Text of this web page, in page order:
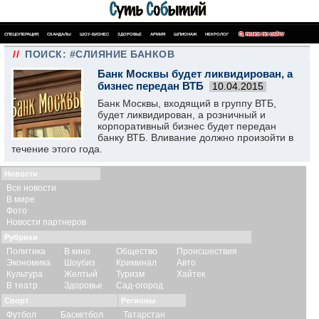
СПЕЦОПЕРАЦИЯ СКАНДАЛЫ ШОУ-БИЗНЕС ЗДОРОВЬЕ АРМИЯ ШПИОНАЖ НЕКРОЛОГ ПОИСК ПО САЙТУ
// ПОИСК: #СЛИЯНИЕ БАНКОВ
Банк Москвы будет ликвидирован, а
бизнес передан ВТБ
10.04.2015
Банк Москвы, входящий в группу ВТБ,
будет ликвидирован, а розничный и
корпоративный бизнес будет передан
банку ВТБ. Вливание должно произойти в
течение этого года.
Новости
Все новости
В мире
Фото
Новости партнеров
Рубрики
Политика
Экономика
Культура
В театр
В кино
Шоубиз
Желтый
Здоровье
Общество
Криминал
Туризм
Сад-огород
Происшествия
Авто
Хайтек
Спорт
Футбол
Баскетбол
Регионы
Татарстан